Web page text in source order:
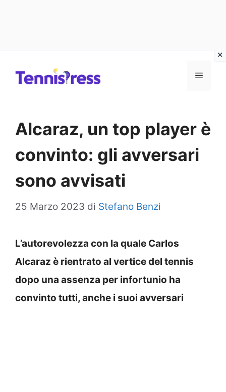
MENU
Alcaraz, un top player è
convinto: gli avversari
sono avvisati
25 Marzo 2023 di Stefano Benzi
L’autorevolezza con la quale Carlos
Alcaraz è rientrato al vertice del tennis
dopo una assenza per infortunio ha
convinto tutti, anche i suoi avversari